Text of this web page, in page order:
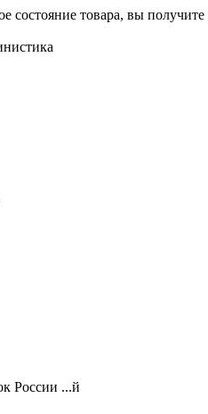
состояние товара, вы
России ...й